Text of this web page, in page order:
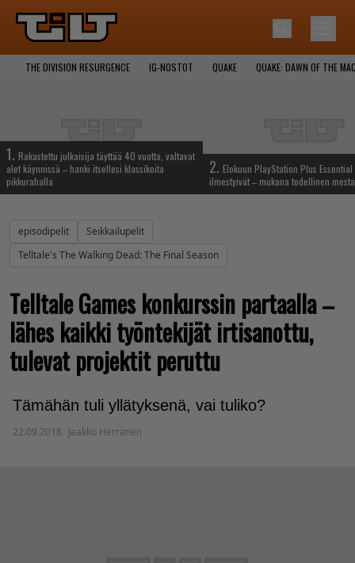
THE DIVISION RESURGENCE IG-NOSTOT QUAKE QUAKE: DAWN OF THE
1. Rakastettu julkaisija täyttää 40 vuotta, valtavat
alet käynnissä – hanki itsellesi klassikoita
pikkurahalla
2. Elokuun PlayStation Plus
ilmestyivät – mukana todellinen
episodipelit
Seikkailupelit
Telltale's The Walking Dead: The Final Season
Telltale Games konkurssin partaalla –
lähes kaikki työntekijät irtisanottu,
tulevat projektit peruttu
Tämähän tuli yllätyksenä, vai tuliko?
22.09.2018 Jaakko Herranen